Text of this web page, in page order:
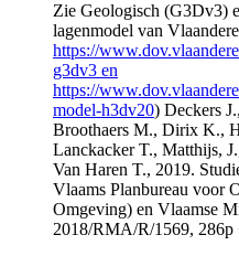
Zie Geologisch (G3Dv3)
lagenmodel van
https://
g3dv3 en
https://
model-h3dv20) Deckers
Broothaers M., Dirix K.,
Lanckacker T., Matthijs,
Van Haren T., 2019.
Vlaams Planbureau voor
Omgeving) en Vlaamse
2018/RMA/R/1569, 286p